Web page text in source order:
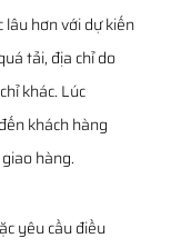
lâu hơn với dự kiến
tải, địa chỉ do
khác. Lúc
khách hàng
hàng.
yêu cầu điều